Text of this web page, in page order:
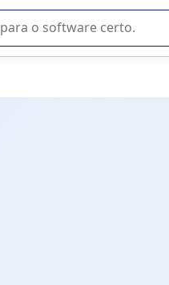
SaaS para sua empresa.